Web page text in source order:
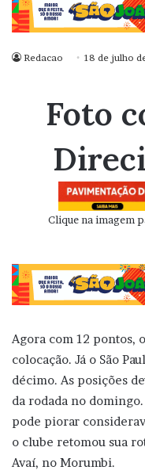
Redacao 18 de julho
Foto
Clique na imagem
Agora com 12 pontos,
colocação. Já o São
décimo. As posições
da rodada no
pode piorar
o clube retomou sua
Avaí, no Morumbi.